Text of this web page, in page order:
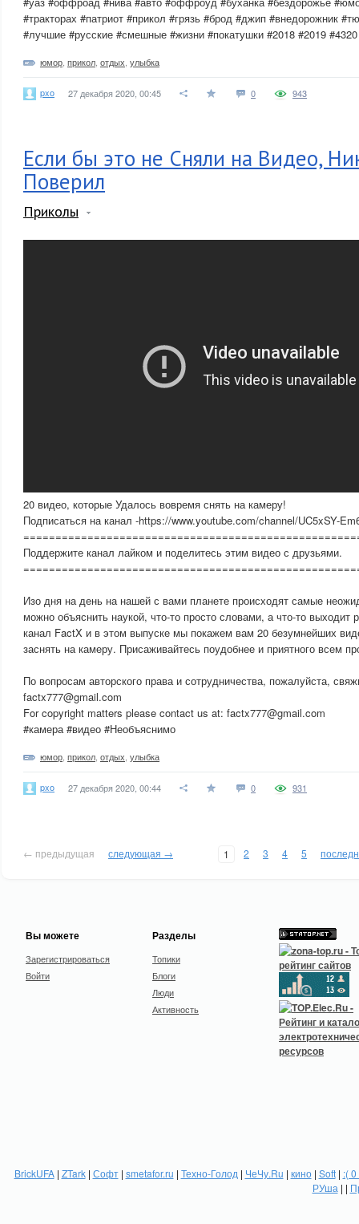
#тракторах #патриот #прикол #грязь #брод #джип #внедорожник
#лучшие #русские #смешные #жизни #покатушки #2018 #2019
юмор прикол отдых улыбка
pxo 27 декабря 2020, 00:45 0 943
Если бы это не Сняли на Видео,
Поверил
Приколы
20 видео, которые Удалось вовремя снять на камеру!
Подписаться на канал -https://www.youtube.com/channel/UC5xSY-
Поддержите канал лайком и поделитесь этим видео с друзьями.
Изо дня на день на нашей с вами планете происходят самые
можно объяснить наукой, что-то просто словами, а что-то выходит
канал FactX и в этом выпуске мы покажем вам 20 безумнейших
заснять на камеру. Присаживайтесь поудобнее и приятного всем
По вопросам авторского права и сотрудничества, пожалуйста,
factx777@gmail.com
For copyright matters please contact us at: factx777@gmail.com
#камера #видео #Необъяснимо
юмор прикол отдых улыбка
pxo 27 декабря 2020, 00:44 0 931
← предыдущая следующая → 1 2 3 4 5
Вы можете
Зарегистрироваться
Войти
Разделы
Топики
Блоги
Люди
Активность
BrickUFA| ZTark| Софт| smetafor.ru | Техно-Голод | ЧеЧу.Ru | кино| Soft| :(
РУша | |